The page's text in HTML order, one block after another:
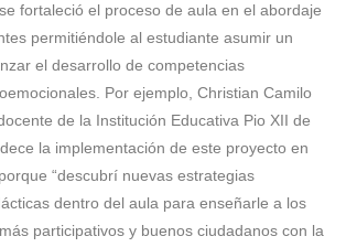
fortaleció el proceso de aula en el abordaje
permitiéndole al estudiante asumir un
el desarrollo de competencias
Por ejemplo, Christian Camilo
de la Institución Educativa Pio XII de
la implementación de este proyecto en
“descubrí nuevas estrategias
dentro del aula para enseñarle a los
participativos y buenos ciudadanos con la